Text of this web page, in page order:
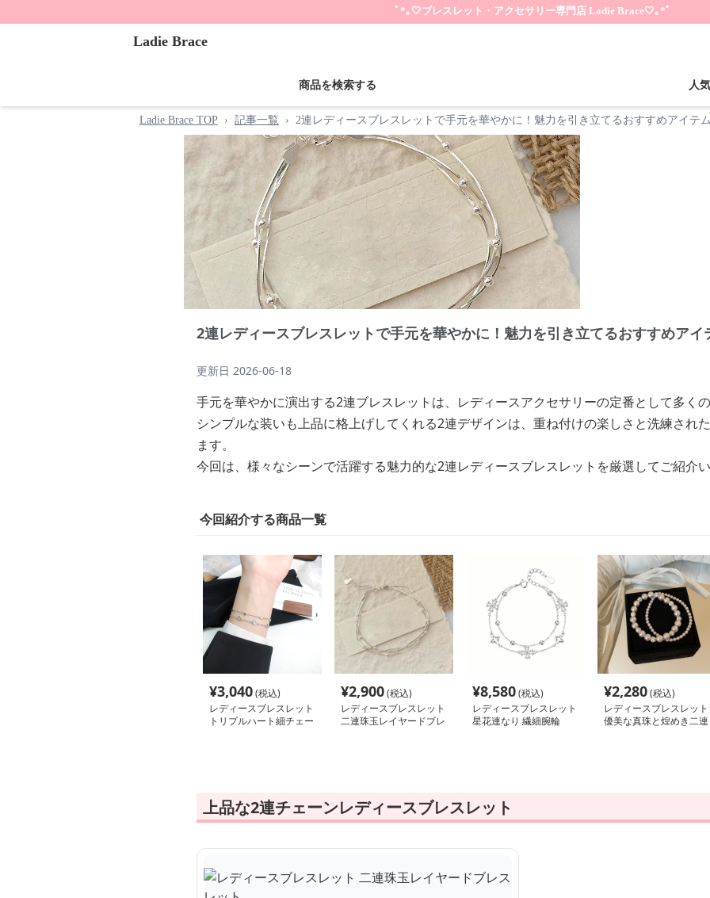
ﾟ*｡🤍ブレスレット・アクセサリー専門店 Ladie Brace🤍｡*ﾟ
Ladie Brace
商品を検索する 人
Ladie Brace TOP › 記事一覧 › 2連レディースブレスレットで手元を華やかに！魅力を引き立てるおすすめアイテ
2連レディースブレスレットで手元を華やかに！魅力を引き立てるおすすめアイ
更新日 2026-06-18
手元を華やかに演出する2連ブレスレットは、レディースアクセサリーの定番として多く
シンプルな装いも上品に格上げしてくれる2連デザインは、重ね付けの楽しさと洗練され
ます。
今回は、様々なシーンで活躍する魅力的な2連レディースブレスレットを厳選してご紹介い
今回紹介する商品一覧
¥3,040(税込)
レディースブレスレット
トリプルハート細チェー
¥2,900(税込)
レディースブレスレット
二連珠玉レイヤードブレ
¥8,580(税込)
レディースブレスレット
星花連なり 繊細腕輪
¥2,280(税込)
レディースブレスレット
優美な真珠と煌めき二連
上品な2連チェーンレディースブレスレット